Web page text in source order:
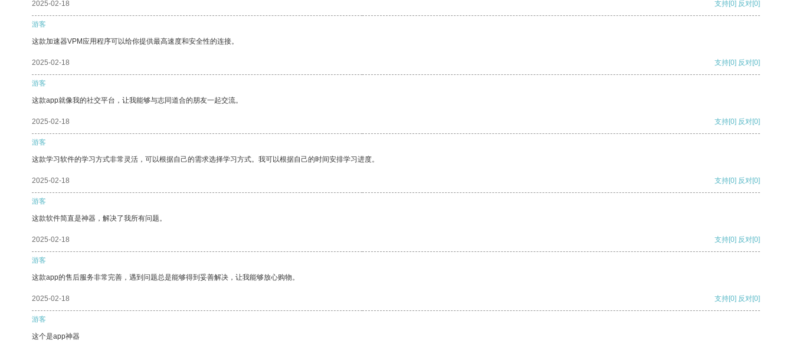
2025-02-18 支持[0] 反对[0]
游客
这款加速器VPM应用程序可以给你提供最高速度和安全性的连接。
2025-02-18 支持[0] 反对[0]
游客
这款app就像我的社交平台，让我能够与志同道合的朋友一起交流。
2025-02-18 支持[0] 反对[0]
游客
这款学习软件的学习方式非常灵活，可以根据自己的需求选择学习方式。我可以根据自己的时间安排学习进度。
2025-02-18 支持[0] 反对[0]
游客
这款软件简直是神器，解决了我所有问题。
2025-02-18 支持[0] 反对[0]
游客
这款app的售后服务非常完善，遇到问题总是能够得到妥善解决，让我能够放心购物。
2025-02-18 支持[0] 反对[0]
游客
这个是app神器